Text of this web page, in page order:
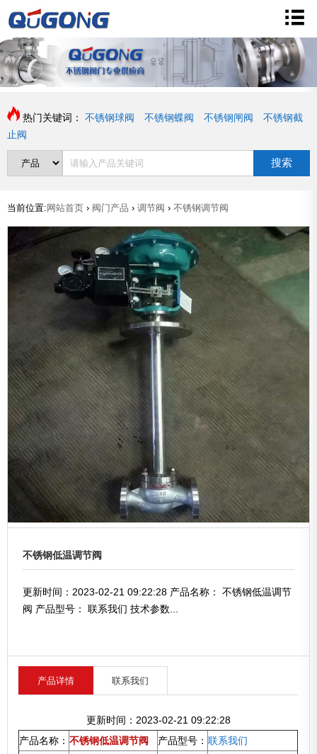
热门关键词： 不锈钢球阀 不锈钢蝶阀 不锈钢闸阀
不锈钢截
止阀
搜索
当前位置: 网站首页 › 阀门产品 › 调节阀 › 不锈钢调节阀
不锈钢低温调节阀
更新时间：2023-02-21 09:22:28 产品名称： 不锈钢低温调节
阀 产品型号： 联系我们 技术参数...
产品详情 联系我们
更新时间：2023-02-21 09:22:28
产品名称： 不锈钢低温调节阀 产品型号： 联系我们